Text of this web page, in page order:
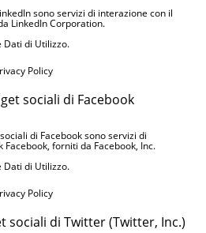
sono servizi di interazione con il
LinkedIn Corporation.
Dati di Utilizzo.
Policy
sociali di Facebook
di Facebook sono servizi di
forniti da Facebook, Inc.
Dati di Utilizzo.
Policy
sociali di Twitter (Twitter, Inc.)